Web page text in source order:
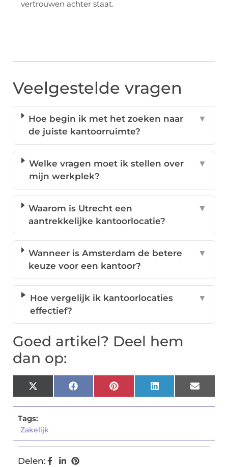
vertrouwen achter staat.
Veelgestelde vragen
Hoe begin ik met het zoeken naar
de juiste kantoorruimte?
▼
Welke vragen moet ik stellen over
mijn werkplek?
▼
Waarom is Utrecht een
aantrekkelijke kantoorlocatie?
▼
Wanneer is Amsterdam de betere
keuze voor een kantoor?
▼
Hoe vergelijk ik kantoorlocaties
effectief?
▼
Goed artikel? Deel hem
dan op:
X
(Twitter)
FacebookPinterestLinkedInEmail
Tags:
Zakelijk
Delen: